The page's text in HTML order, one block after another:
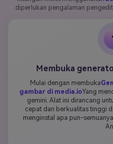
diperlukan pengalaman
Membuka
Mulai dengan membuka
gambar di media.ioYang
gemini. Alat ini dirancang
cepat dan berkualitas tinggi
menginstal apa pun-